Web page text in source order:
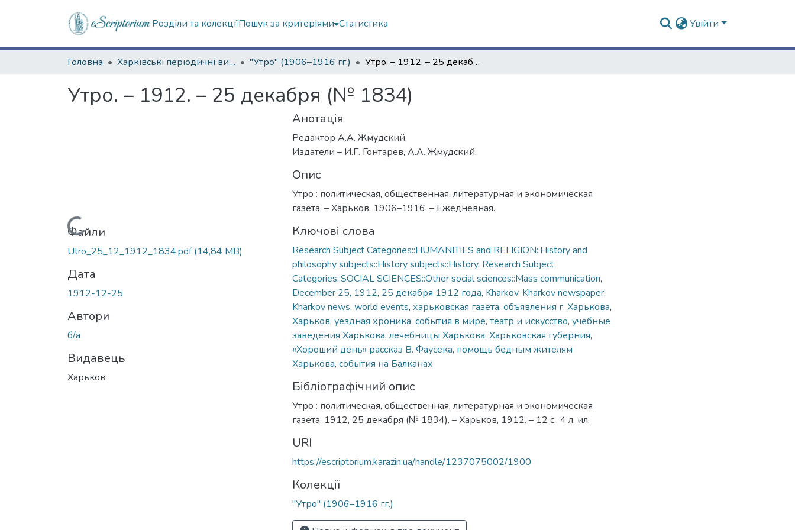
Розділи та колекціїПошук за критеріями Статистика Увійти
Головна Харківські періодичні видання "Утро" (1906–1916 гг.) Утро. – 1912. – 25 декабря (№ 1834)
Утро. – 1912. – 25 декабря (№ 1834)
Вантажиться...
Файли
Utro_25_12_1912_1834.pdf(14,84 MB)
Дата
1912-12-25
Автори
б/а
Видавець
Харьков
Анотація
Редактор А.А. Жмудский.
Издатели – И.Г. Гонтарев, А.А. Жмудский.
Опис
Утро : политическая, общественная, литературная и экономическая
газета. – Харьков, 1906–1916. – Ежедневная.
Ключові слова
Research Subject Categories::HUMANITIES and RELIGION::History and
philosophy subjects::History subjects::History, Research Subject
Categories::SOCIAL SCIENCES::Other social sciences::Mass communication,
December 25, 1912, 25 декабря 1912 года, Kharkov, Kharkov newspaper,
Kharkov news, world events, харьковская газета, объявления г. Харькова,
Харьков, уездная хроника, события в мире, театр и искусство, учебные
заведения Харькова, лечебницы Харькова, Харьковская губерния,
«Хороший день» рассказ В. Фаусека, помощь бедным жителям
Харькова, события на Балканах
Бібліографічний опис
Утро : политическая, общественная, литературная и экономическая
газета. 1912, 25 декабря (№ 1834). – Харьков, 1912. – 12 с., 4 л. ил.
URI
https://escriptorium.karazin.ua/handle/1237075002/1900
Колекції
"Утро" (1906–1916 гг.)